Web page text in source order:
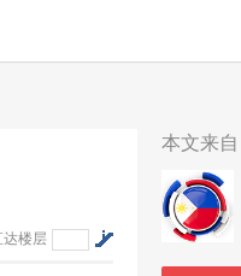
本文来自
达楼层